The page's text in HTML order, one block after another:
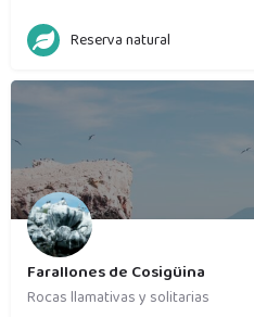
Reserva natural
Farallones de Cosigüina
Rocas llamativas y solitarias